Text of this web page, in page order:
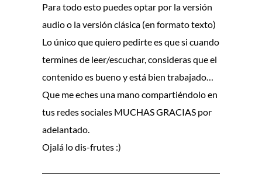
Para todo esto puedes optar por la versión
audio o la versión clásica (en formato texto)
Lo único que quiero pedirte es que si cuando
termines de leer/escuchar, consideras que el
contenido es bueno y está bien trabajado…
Que me eches una mano compartiéndolo en
tus redes sociales MUCHAS GRACIAS por
adelantado.
Ojalá lo dis-frutes :)